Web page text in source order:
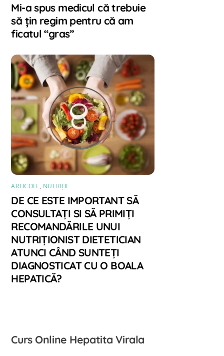
Mi-a spus medicul că trebuie
să țin regim pentru că am
ficatul “gras”
ARTICOLE, NUTRIȚIE
DE CE ESTE IMPORTANT SĂ
CONSULTAȚI SI SĂ PRIMIȚI
RECOMANDĂRILE UNUI
NUTRIȚIONIST DIETETICIAN
ATUNCI CÂND SUNTEȚI
DIAGNOSTICAT CU O BOALA
HEPATICĂ?
Curs Online Hepatita Virala